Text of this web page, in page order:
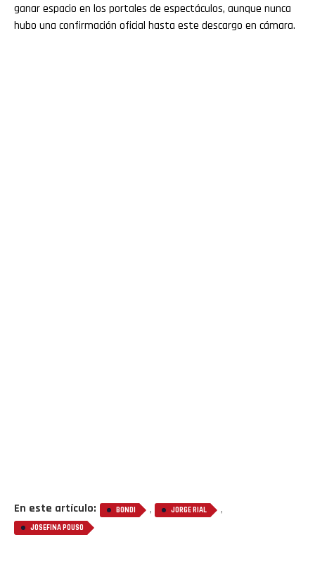
ganar espacio en los portales de espectáculos, aunque nunca
hubo una confirmación oficial hasta este descargo en cámara.
En este artículo: BONDI , JORGE RIAL ,
JOSEFINA POUSO